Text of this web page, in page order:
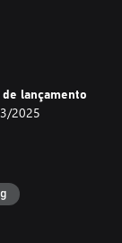
aby następnie
Louisiana
of
i całej
powiązane z
de lançamento
2025